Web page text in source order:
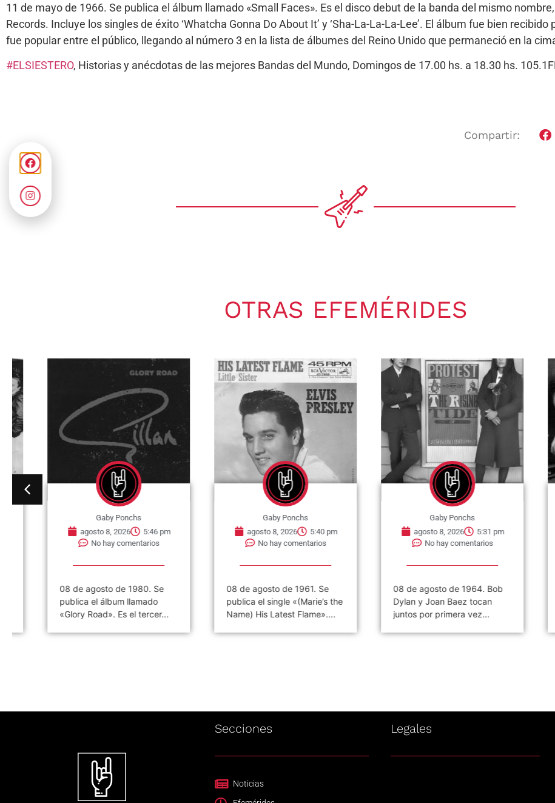
11 de mayo de 1966. Se publica el álbum llamado «Small Faces». Es el disco debut de la banda del mismo
Records. Incluye los singles de éxito ‘Whatcha Gonna Do About It’ y ‘Sha-La-La-La-Lee’. El álbum fue bien
fue popular entre el público, llegando al número 3 en la lista de álbumes del Reino Unido que permaneció en la
#ELSIESTERO, Historias y anécdotas de las mejores Bandas del Mundo, Domingos de 17.00 hs. a 18.30 hs.
Compartir:
OTRAS EFEMÉRIDES
Gaby Ponchs
agosto 8, 2026
5:46 pm
No hay comentarios
08 de agosto de 1980. Se
publica el álbum llamado
«Glory Road». Es el tercer...
Gaby Ponchs
agosto 8, 2026
5:40 pm
No hay comentarios
08 de agosto de 1961. Se
publica el single «(Marie’s the
Name) His Latest Flame»....
Gaby Ponchs
agosto 8, 2026
5:31 pm
No hay comentarios
08 de agosto de 1964. Bob
Dylan y Joan Baez tocan
juntos por primera vez...
08
Secciones
Noticias
Legales